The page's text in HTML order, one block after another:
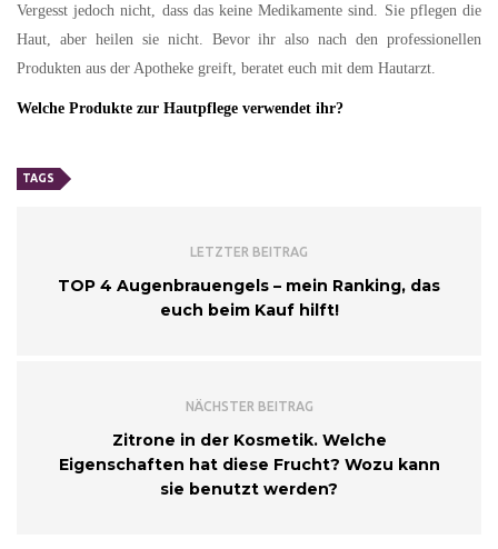
Vergesst jedoch nicht, dass das keine Medikamente sind. Sie pflegen die
Haut, aber heilen sie nicht. Bevor ihr also nach den professionellen
Produkten aus der Apotheke greift, beratet euch mit dem Hautarzt.
Welche Produkte zur Hautpflege verwendet ihr?
TAGS
LETZTER BEITRAG
TOP 4 Augenbrauengels – mein Ranking, das
euch beim Kauf hilft!
NÄCHSTER BEITRAG
Zitrone in der Kosmetik. Welche
Eigenschaften hat diese Frucht? Wozu kann
sie benutzt werden?